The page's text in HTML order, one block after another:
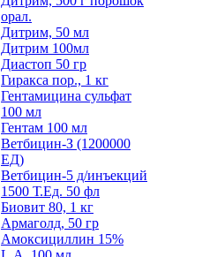
орал.
Дитрим, 50 мл
Дитрим 100мл
Диастоп 50 гр
Гиракса пор., 1 кг
Гентамицина сульфат
100 мл
Гентам 100 мл
Ветбицин-З (1200000
ЕД)
Ветбицин-5 д/инъекций
1500 Т.Ед. 50 фл
Биовит 80, 1 кг
Армаголд, 50 гр
Амоксициллин 15%